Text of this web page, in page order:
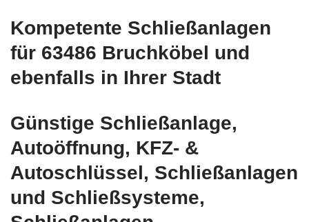
Kompetente Schließanlagen
für 63486 Bruchköbel und
ebenfalls in Ihrer Stadt
Günstige Schließanlage,
Autoöffnung, KFZ- &
Autoschlüssel, Schließanlagen
und Schließsysteme,